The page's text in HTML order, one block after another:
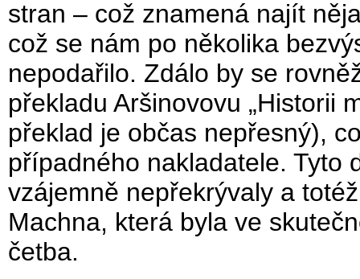
stran – což znamená najít
což se nám po několika
nepodařilo. Zdálo by se
překladu Aršinovovu „Historii
překlad je občas nepřesný),
případného nakladatele. Tyto
vzájemně nepřekrývaly a
Machna, která byla ve
četba.